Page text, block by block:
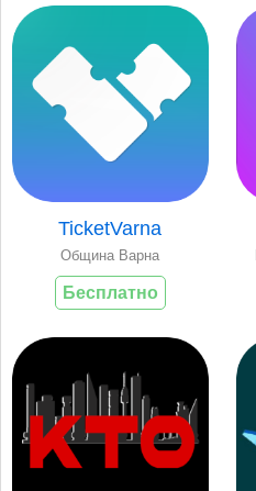
TicketVarna
Община Варна
Бесплатно